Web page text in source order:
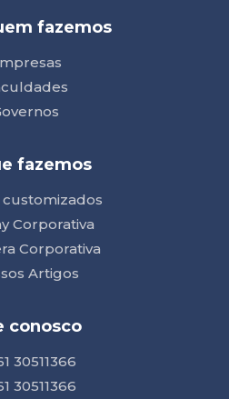
fazemos
fazemos
customizados
Corporativa
Corporativa
Artigos
conosco
30511366
30511366